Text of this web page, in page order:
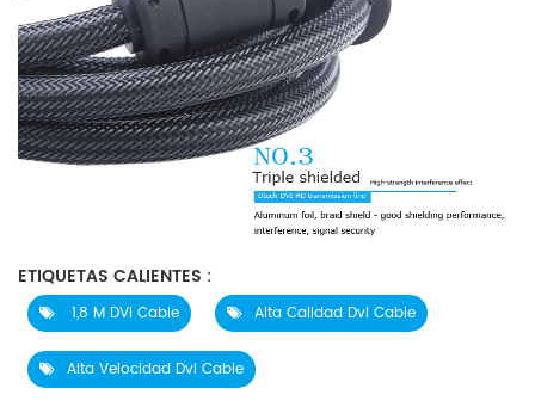
ETIQUETAS CALIENTES :
1,8 M DVI Cable Alta Calidad Dvi Cable
Alta Velocidad Dvi Cable